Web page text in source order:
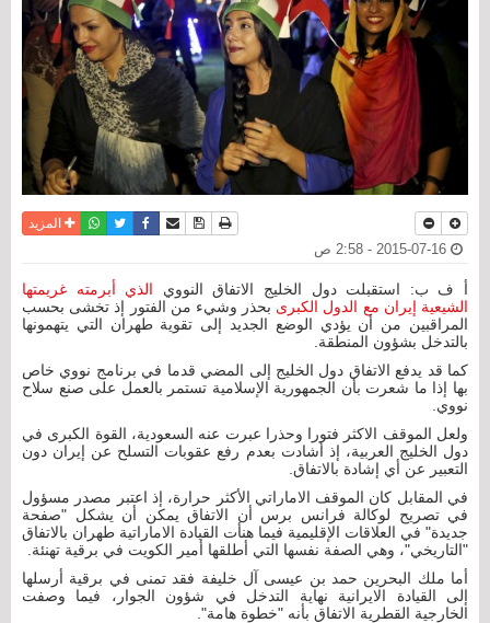
نسخة للطباعة
حفظ الموضوع
أرسل الى صديق
فيسبوكتويترواتسابالمزيد
أ ف ب: استقبلت دول الخليج الاتفاق النووي الذي أبرمته غريمتها
الشيعية إيران مع الدول الكبرى بحذر وشيء من الفتور إذ تخشى بحسب
المراقبين من أن يؤدي الوضع الجديد إلى تقوية طهران التي يتهمونها
بالتدخل بشؤون المنطقة.
كما قد يدفع الاتفاق دول الخليج إلى المضي قدما في برنامج نووي خاص
بها إذا ما شعرت بأن الجمهورية الإسلامية تستمر بالعمل على صنع سلاح
نووي.
ولعل الموقف الاكثر فتورا وحذرا عبرت عنه السعودية، القوة الكبرى في
دول الخليج العربية، إذ أشادت بعدم رفع عقوبات التسلح عن إيران دون
التعبير عن أي إشادة بالاتفاق.
في المقابل كان الموقف الاماراتي الأكثر حرارة، إذ اعتبر مصدر مسؤول
في تصريح لوكالة فرانس برس أن الاتفاق يمكن أن يشكل "صفحة
جديدة" في العلاقات الإقليمية فيما هنأت القيادة الاماراتية طهران بالاتفاق
"التاريخي"، وهي الصفة نفسها التي أطلقها أمير الكويت في برقية تهنئة.
أما ملك البحرين حمد بن عيسى آل خليفة فقد تمنى في برقية أرسلها
إلى القيادة الايرانية نهاية التدخل في شؤون الجوار، فيما وصفت
الخارجية القطرية الاتفاق بأنه "خطوة هامة".